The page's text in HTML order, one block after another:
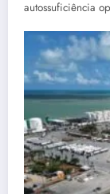
autossuficiência